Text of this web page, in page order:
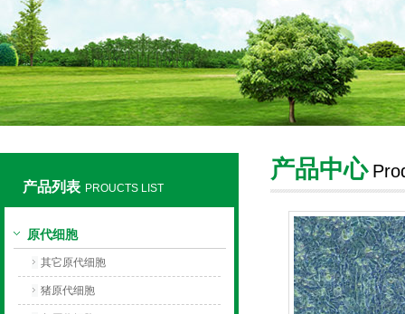
产品列表 PROUCTS LIST
原代细胞
其它原代细胞
猪原代细胞
产品中心